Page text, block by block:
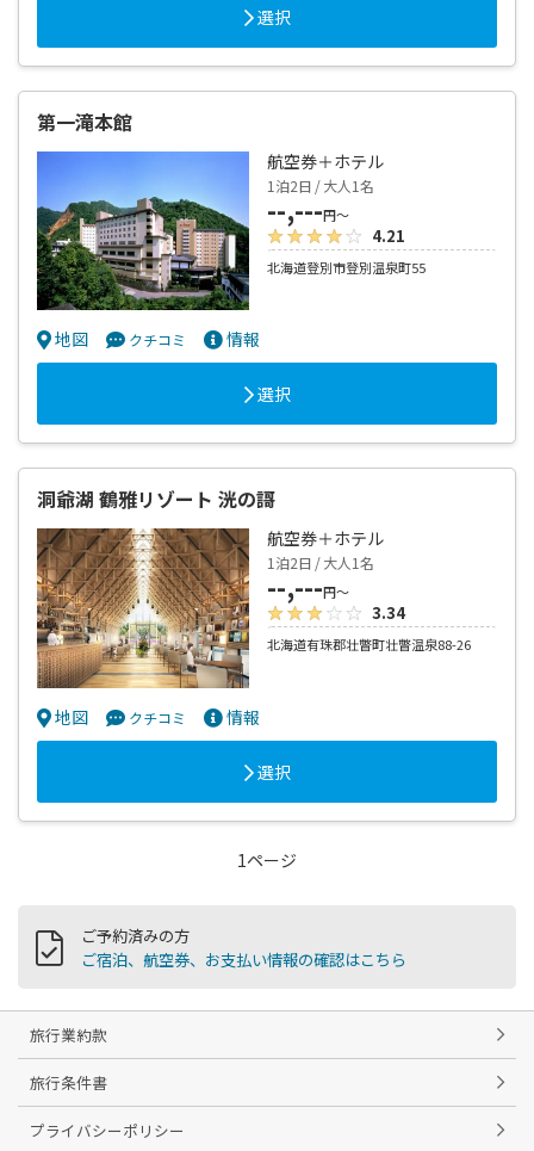
選択
第一滝本館
航空券＋ホテル
1泊2日 / 大人1名
--,---円～
4.21
北海道登別市登別温泉町55
地図 クチコミ 情報
選択
洞爺湖 鶴雅リゾート 洸の謌
航空券＋ホテル
1泊2日 / 大人1名
--,---円～
3.34
北海道有珠郡壮瞥町壮瞥温泉88-26
地図 クチコミ 情報
選択
1ページ
ご予約済みの方
ご宿泊、航空券、お支払い情報の確認はこちら
旅行業約款
旅行条件書
プライバシーポリシー